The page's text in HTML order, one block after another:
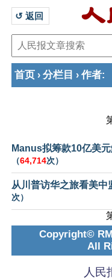
↺ 返回
首页 › 分栏目 › 作者:
Manus拟筹款10亿美
（64,714次）
从川普访华之旅看美中
次）
Copyright©
All
人民